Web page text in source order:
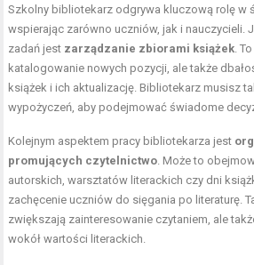
Szkolny bibliotekarz odgrywa kluczową rolę w
wspierając zarówno uczniów, jak i nauczycieli.
zadań jest zarządzanie zbiorami książek.
katalogowanie nowych pozycji, ale także
książek i ich aktualizację. Bibliotekarz musisz
wypożyczeń, aby podejmować świadome
Kolejnym aspektem pracy bibliotekarza jest
promujących czytelnictwo. Może to
autorskich, warsztatów literackich czy dni
zachęcenie uczniów do sięgania po literaturę.
zwiększają zainteresowanie czytaniem, ale
wokół wartości literackich.